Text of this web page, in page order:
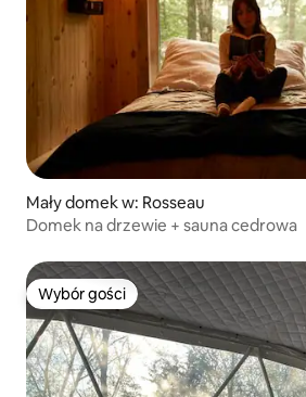
Mały domek w: Rosseau
Domek na drzewie + sauna cedrowa
Wybór gości
Wybór gości